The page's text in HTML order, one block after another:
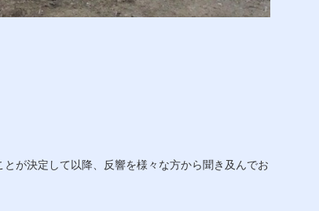
が決定して以降、反響を様々な方から聞き及んでお